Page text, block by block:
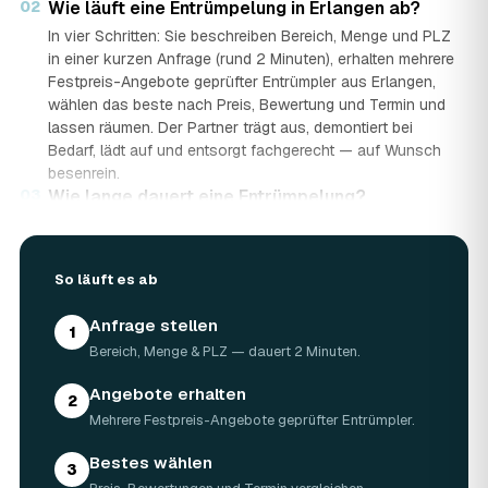
02 Wie läuft eine Entrümpelung in Erlangen ab?
In vier Schritten: Sie beschreiben Bereich, Menge und PLZ
in einer kurzen Anfrage (rund 2 Minuten), erhalten mehrere
Festpreis-Angebote geprüfter Entrümpler aus Erlangen,
wählen das beste nach Preis, Bewertung und Termin und
lassen räumen. Der Partner trägt aus, demontiert bei
Bedarf, lädt auf und entsorgt fachgerecht — auf Wunsch
besenrein.
Wie lange dauert eine Entrümpelung?
eine komplette Wohnung oder ein Haus in Erlangen kann
schon innerhalb weniger Tage, bei akuten Fällen wie einer
Messie-Wohnung auch kurzfristig.
Welche Gegenstände werden bei der
Entrümpelung entsorgt?
Mitgenommen wird praktisch der gesamte Hausrat: Möbel,
sowie Keller- und Dachbodengerümpel. Sondermüll und
Gefahrstoffe werden gesondert behandelt. Alles geht
So läuft es ab
1 Anfrage stellen
Bereich, Menge & PLZ — dauert 2 Minuten.
2 Angebote erhalten
Mehrere Festpreis-Angebote geprüfter Entrümpler.
3 Bestes wählen